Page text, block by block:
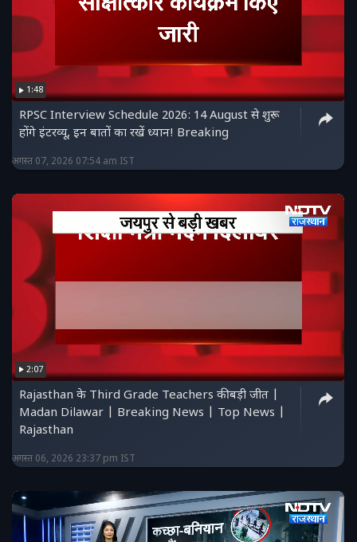
1:48
RPSC Interview Schedule 2026: 14 August से शुरू
होंगे इंटरव्यू, इन बातों का रखें ध्यान! Breaking
अगस्त 07, 2026 07:54 am IST
2:07
Rajasthan के Third Grade Teachers की बड़ी जीत |
Madan Dilawar | Breaking News | Top News |
Rajasthan
अगस्त 06, 2026 23:37 pm IST